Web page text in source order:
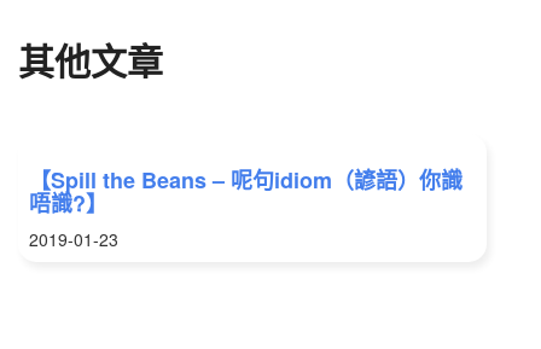
其他文章
【Spill the Beans – 呢句idiom（諺語）你識
唔識?】
2019-01-23